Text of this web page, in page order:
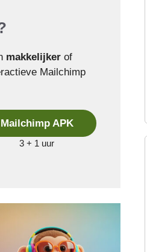
makkelijker of
Mailchimp
Mailchimp APK
3 + 1 uur